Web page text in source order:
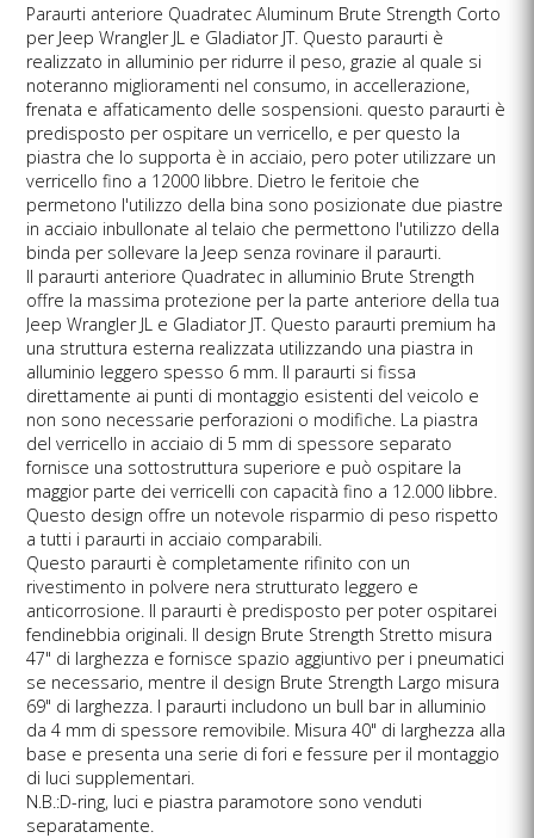
Paraurti anteriore Quadratec Aluminum Brute Strength Corto
per Jeep Wrangler JL e Gladiator JT. Questo paraurti è
realizzato in alluminio per ridurre il peso, grazie al quale si
noteranno miglioramenti nel consumo, in accellerazione,
frenata e affaticamento delle sospensioni. questo paraurti è
predisposto per ospitare un verricello, e per questo la
piastra che lo supporta è in acciaio, pero poter utilizzare un
verricello fino a 12000 libbre. Dietro le feritoie che
permetono l'utilizzo della bina sono posizionate due piastre
in acciaio inbullonate al telaio che permettono l'utilizzo della
binda per sollevare la Jeep senza rovinare il paraurti.
Il paraurti anteriore Quadratec in alluminio Brute Strength
offre la massima protezione per la parte anteriore della tua
Jeep Wrangler JL e Gladiator JT. Questo paraurti premium ha
una struttura esterna realizzata utilizzando una piastra in
alluminio leggero spesso 6 mm. Il paraurti si fissa
direttamente ai punti di montaggio esistenti del veicolo e
non sono necessarie perforazioni o modifiche. La piastra
del verricello in acciaio di 5 mm di spessore separato
fornisce una sottostruttura superiore e può ospitare la
maggior parte dei verricelli con capacità fino a 12.000 libbre.
Questo design offre un notevole risparmio di peso rispetto
a tutti i paraurti in acciaio comparabili.
Questo paraurti è completamente rifinito con un
rivestimento in polvere nera strutturato leggero e
anticorrosione. Il paraurti è predisposto per poter ospitarei
fendinebbia originali. Il design Brute Strength Stretto misura
47" di larghezza e fornisce spazio aggiuntivo per i pneumatici
se necessario, mentre il design Brute Strength Largo misura
69" di larghezza. I paraurti includono un bull bar in alluminio
da 4 mm di spessore removibile. Misura 40" di larghezza alla
base e presenta una serie di fori e fessure per il montaggio
di luci supplementari.
N.B.:D-ring, luci e piastra paramotore sono venduti
separatamente.